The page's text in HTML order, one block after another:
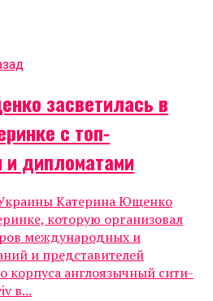
засветилась в
с топ-
дипломатами
Катерина Ющенко
которую организовал
международных и
и представителей
корпуса англоязычный сити-
в...